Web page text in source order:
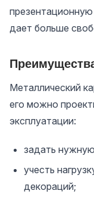
дает больше
Металлический
его можно
эксплуатации:
задать
учесть
декораций;